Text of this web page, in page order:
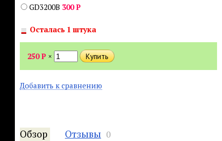
GD3200B 300Р
Осталась 1 штука
250Р ×
Добавить к сравнению
Обзор Отзывы 0